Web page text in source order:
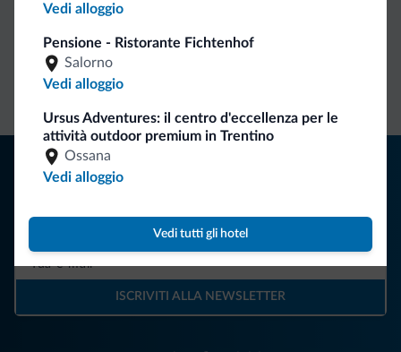
Vedi alloggio
Pensione - Ristorante Fichtenhof
Salorno
Vedi alloggio
Ursus Adventures: il centro d'eccellenza per le
attività outdoor premium in Trentino
Ossana
Vedi alloggio
Vedi tutti gli hotel
Vantaggi esclusivi Dolomiti.it
Contatto
diretto
Consigli dalle Dolomiti
ISCRIVITI ALLA NEWSLETTER